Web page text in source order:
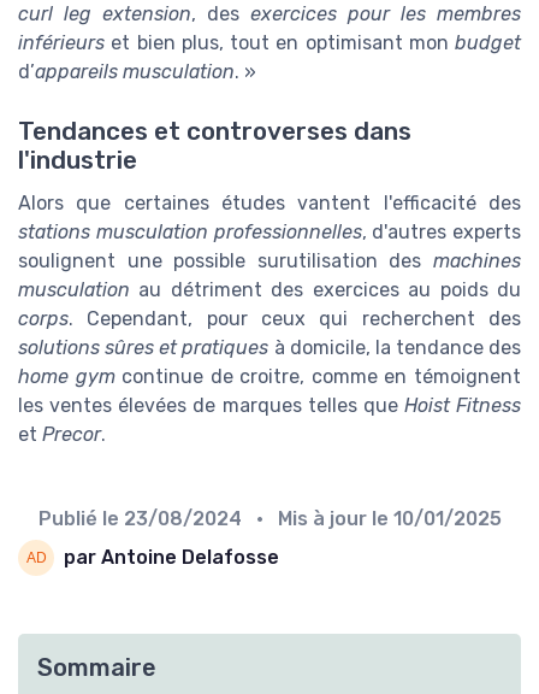
curl leg extension, des exercices pour les membres
inférieurs et bien plus, tout en optimisant mon budget
d’appareils musculation. »
Tendances et controverses dans
l'industrie
Alors que certaines études vantent l'efficacité des
stations musculation professionnelles, d'autres experts
soulignent une possible surutilisation des machines
musculation au détriment des exercices au poids du
corps. Cependant, pour ceux qui recherchent des
solutions sûres et pratiques à domicile, la tendance des
home gymcontinue de croitre, comme en témoignent
les ventes élevées de marques telles que Hoist Fitness
et Precor.
Publié le 23/08/2024 • Mis à jour le 10/01/2025
par Antoine Delafosse
Sommaire